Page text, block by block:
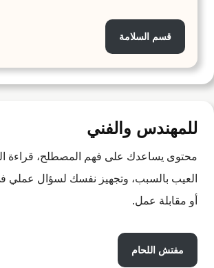
قسم السلامة
للمهندس والفني
محتوى يساعدك على فهم المصطلح، قراءة
العيب بالسبب، وتجهيز نفسك لسؤال عملي
أو مقابلة عمل.
مفتش اللحام